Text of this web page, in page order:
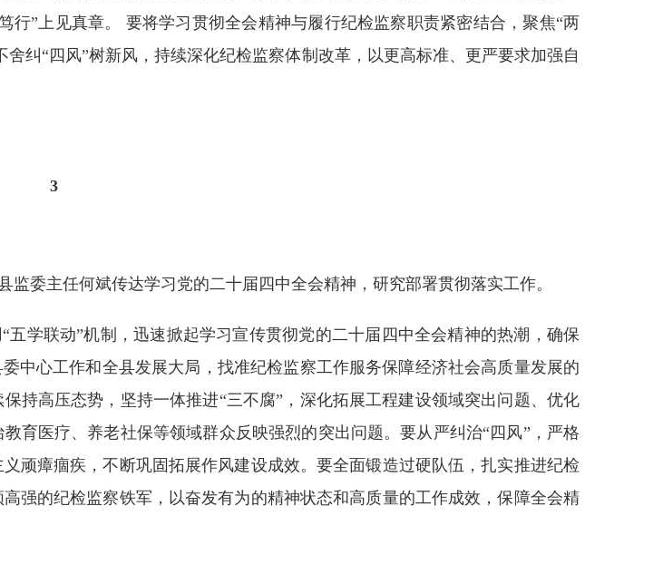
”上见真章。 要将学习贯彻全会精神与履行纪检监察职责紧密结合，聚焦“两
纠“四风”树新风，持续深化纪检监察体制改革，以更高标准、更严要求加强自
3
委主任何斌传达学习党的二十届四中全会精神，研究部署贯彻落实工作。
学联动”机制，迅速掀起学习宣传贯彻党的二十届四中全会精神的热潮，确保
中心工作和全县发展大局，找准纪检监察工作服务保障经济社会高质量发展的
持高压态势，坚持一体推进“三不腐”，深化拓展工程建设领域突出问题、优化
育医疗、养老社保等领域群众反映强烈的突出问题。要从严纠治“四风”，严格
顽瘴痼疾，不断巩固拓展作风建设成效。要全面锻造过硬队伍，扎实推进纪检
强的纪检监察铁军，以奋发有为的精神状态和高质量的工作成效，保障全会精